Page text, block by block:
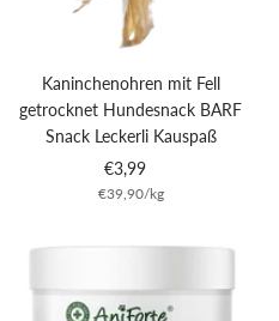
Kaninchenohren mit Fell
getrocknet Hundesnack BARF
Snack Leckerli Kauspaß
Angebotspreis
€3,99
€39,90/kg